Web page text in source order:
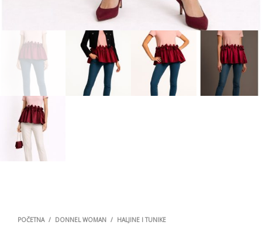
POČETNA / DONNEL WOMAN / HALJINE I TUNIKE